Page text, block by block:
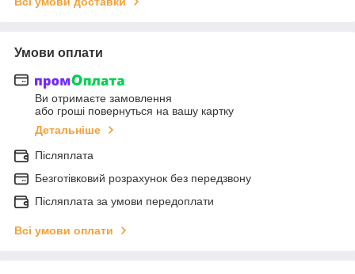
Умови оплати
Ви отримаєте замовлення
або гроші повернуться на вашу картку
Детальніше
Післяплата
Безготівковий розрахунок без передзвону
Післяплата за умови передоплати
Всі умови оплати